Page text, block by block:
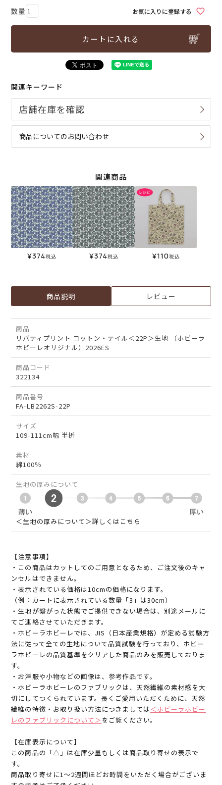
お気に入りに登録する
カートに入れる
関連キーワード
商品についてのお問い合わせ
関連商品
¥374税込 ¥374税込 ¥110税込
商品説明 レビュー
商品
リバティプリント コットン・テイル＜22P＞生地 （ホビーラ
ホビーレオリジナル）2026ES
商品コード
322134
商品番号
FA-LB2262S-22P
サイズ
109-111cm幅 半折
素材
綿100％
生地の厚みについて
＜生地の厚みについて＞詳しくはこちら
【注意事項】
・この商品はカットしてのご用意となるため、ご注文後のキャ
ンセルはできません。
・表示されている価格は10cmの価格になります。
（例：カートに表示されている数量「3」は30cm）
・生地が繋がった状態でご提供できない場合は、別途メールに
てご連絡させていただきます。
・ホビーラホビーレでは、JIS（日本産業規格）が定める試験方
法に従って全ての生地について品質試験を行っており、ホビー
ラホビーレの品質基準をクリアした商品のみを販売しておりま
す。
・お洋服や小物などの画像は、参考作品です。
・ホビーラホビーレのファブリックは、天然繊維の素材感を大
切にしてつくられています。長くご愛用いただくために、天然
繊維の特徴・お取り扱い方法につきましては＜ホビーラホビー
レのファブリックについて＞ をご覧ください。
【在庫表示について】
この商品の「△」は在庫少量もしくは商品取り寄せの表示で
す。
商品取り寄せに1～2週間ほどお時間をいただく場合がございま